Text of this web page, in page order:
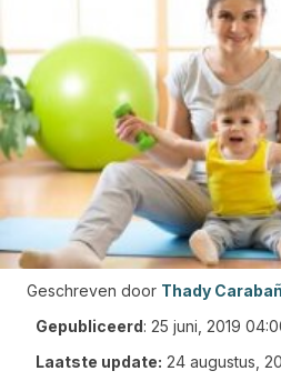
Geschreven door Thady
Gepubliceerd: 25 juni, 2019
Laatste update: 24 augustus,